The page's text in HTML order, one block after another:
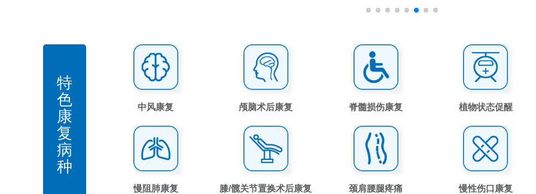
特
色
康
复
病
种
中风康复 颅脑术后康复 脊髓损伤康复 植物状态促醒
慢阻肺康复 膝/髋关节置换术后康复 颈肩腰腿疼痛 慢性伤口康复